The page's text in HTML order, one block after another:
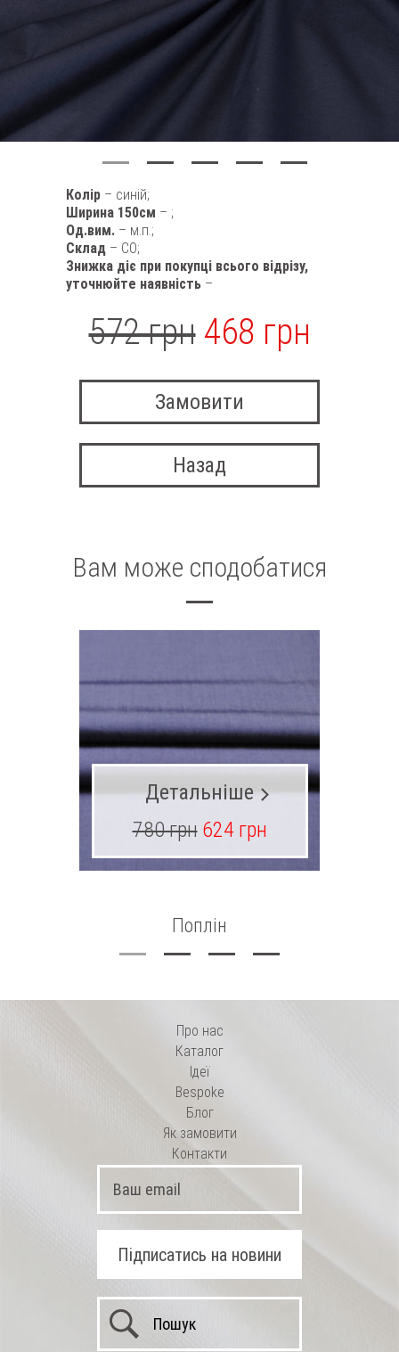
Колір – синій;
Ширина 150см – ;
Од.вим. – м.п.;
Склад – CO;
Знижка діє при покупці всього відрізу,
уточнюйте наявність –
572 грн 468 грн
Замовити
Назад
Вам може сподобатися
Поплін
Детальніше
780 грн 624 грн
Про нас
Каталог
Ідеї
Bespoke
Блог
Як замовити
Контакти